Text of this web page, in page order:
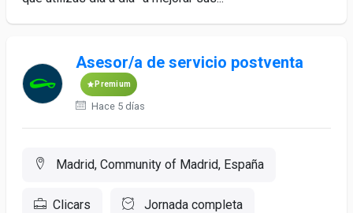
Asesor/a de servicio postventa
Premium
Hace 5 días
Madrid, Community of Madrid, España
Clicars Jornada completa